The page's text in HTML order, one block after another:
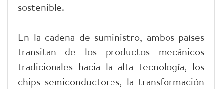
sostenible.
En la cadena de suministro, ambos países
transitan de los productos mecánicos
tradicionales hacia la alta tecnología, los
chips semiconductores, la transformación